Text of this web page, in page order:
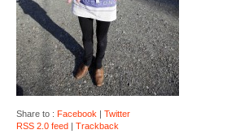
Share to : Facebook | Twitter
RSS 2.0 feed| Trackback